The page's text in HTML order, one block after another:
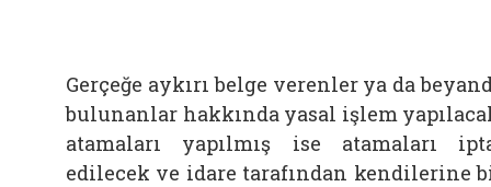
Gerçeğe aykırı belge verenler ya da
bulunanlar hakkında yasal işlem
atamaları yapılmış ise atamaları
edilecek ve idare tarafından kendilerine